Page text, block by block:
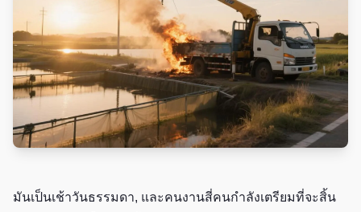
มันเป็นเช้าวันธรรมดา, และคนงานสี่คนกำลังเตรียมที่จะสิ้น